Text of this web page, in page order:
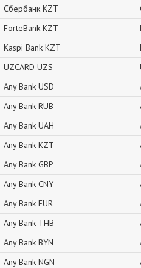
Сбербанк KZT
ForteBank KZT
Kaspi Bank KZT
UZCARD UZS
Any Bank USD
Any Bank RUB
Any Bank UAH
Any Bank KZT
Any Bank GBP
Any Bank CNY
Any Bank EUR
Any Bank THB
Any Bank BYN
Any Bank NGN